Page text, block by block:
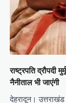
राष्ट्रपति द्रौपदी
नैनीताल भी जाएंगी
देहरादून। उत्तराखंड